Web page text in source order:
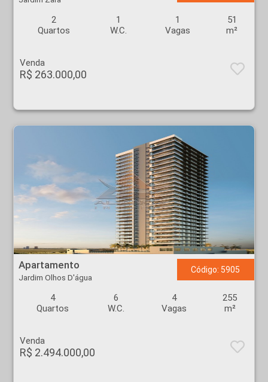
2
Quartos
1
W.C.
1
Vagas
51
m²
Venda
R$ 263.000,00
Apartamento - Jardim Olhos D'água - Ribeirão Preto
Apartamento
Jardim Olhos D'água
Código: 5905
4
Quartos
6
W.C.
4
Vagas
255
m²
Venda
R$ 2.494.000,00